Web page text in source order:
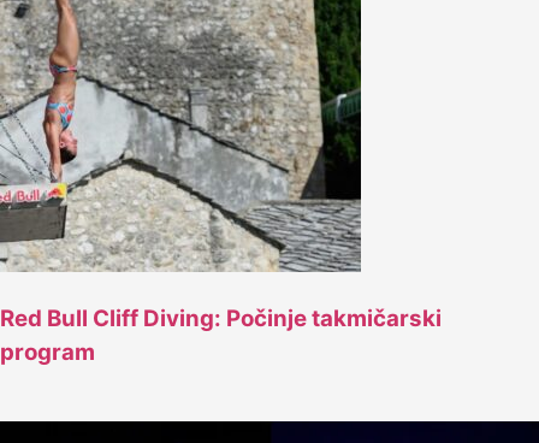
Red Bull Cliff Diving: Počinje takmičarski
program